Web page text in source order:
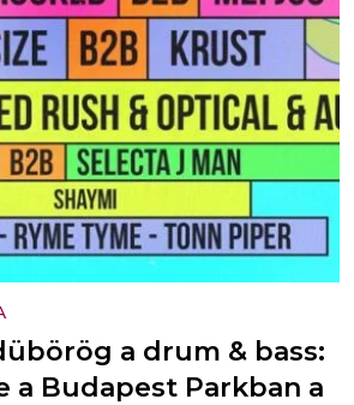
a drum & bass:
a Budapest Parkban a